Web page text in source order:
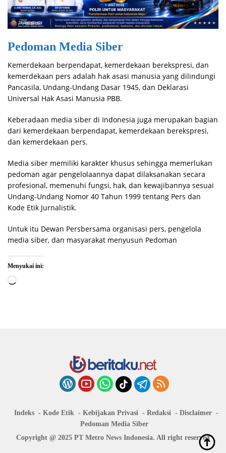
Pedoman Media Siber
Kemerdekaan berpendapat, kemerdekaan berekspresi, dan
kemerdekaan pers adalah hak asasi manusia yang dilindungi
Pancasila, Undang-Undang Dasar 1945, dan Deklarasi
Universal Hak Asasi Manusia PBB.
Keberadaan media siber di Indonesia juga merupakan bagian
dari kemerdekaan berpendapat, kemerdekaan berekspresi,
dan kemerdekaan pers.
Media siber memiliki karakter khusus sehingga memerlukan
pedoman agar pengelolaannya dapat dilaksanakan secara
profesional, memenuhi fungsi, hak, dan kewajibannya sesuai
Undang-Undang Nomor 40 Tahun 1999 tentang Pers dan
Kode Etik Jurnalistik.
Untuk itu Dewan Persbersama organisasi pers, pengelola
media siber, dan masyarakat menyusun Pedoman
Menyukai ini:
Memuat...
Indeks Kode Etik Kebijakan Privasi Redaksi
Disclaimer
Pedoman Media Siber
Copyright @ 2025 PT Metro News Indonesia. All right reserved